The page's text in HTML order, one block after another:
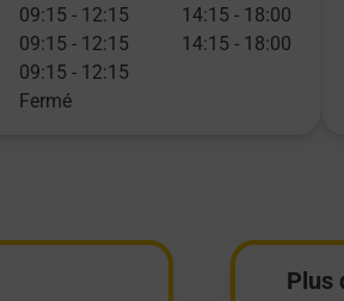
09:15 - 12:15 14:15 - 18:00
09:15 - 12:15 14:15 - 18:00
09:15 - 12:15
Fermé
Plus